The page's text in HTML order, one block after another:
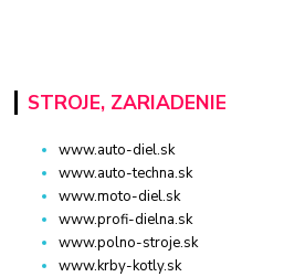
STROJE, ZARIADENIE
www.auto-diel.sk
www.auto-techna.sk
www.moto-diel.sk
www.profi-dielna.sk
www.polno-stroje.sk
www.krby-kotly.sk